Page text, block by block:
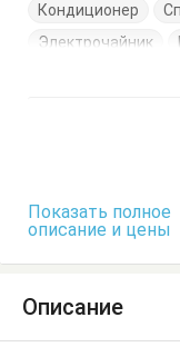
Кондиционер
Электрочайник
Журнальный
Показать полное
описание и цены
Описание